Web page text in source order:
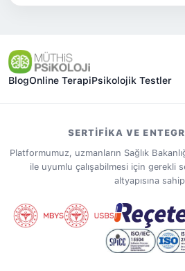
BlogOnline TerapiPsikolojik Testler
SERTIFIKA VE
Platformumuz, uzmanların Sağlık
ile uyumlu çalışabilmesi için gerekli
altyapısına